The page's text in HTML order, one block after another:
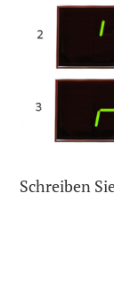
Schreiben